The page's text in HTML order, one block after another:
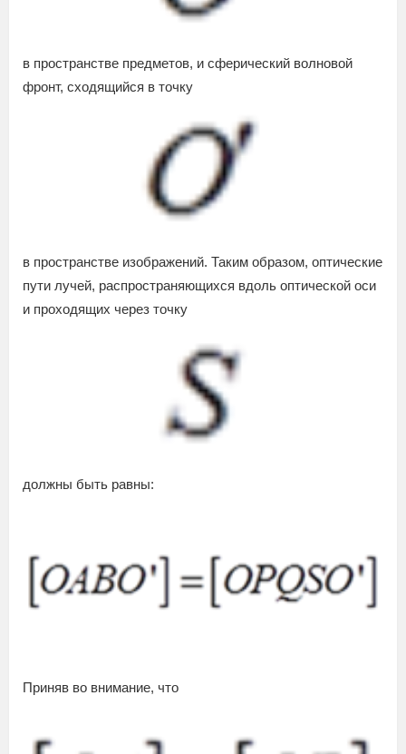
в пространстве предметов, и сферический волновой
фронт, сходящийся в точку
в пространстве изображений. Таким образом, оптические
пути лучей, распространяющихся вдоль оптической оси
и проходящих через точку
должны быть равны:
Приняв во внимание, что